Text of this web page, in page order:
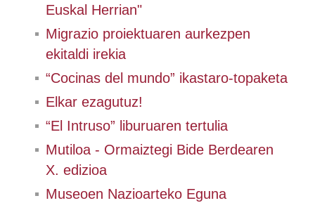
Euskal Herrian"
Migrazio proiektuaren aurkezpen
ekitaldi irekia
“Cocinas del mundo” ikastaro-topaketa
Elkar ezagutuz!
“El Intruso” liburuaren tertulia
Mutiloa - Ormaiztegi Bide Berdearen
X. edizioa
Museoen Nazioarteko Eguna